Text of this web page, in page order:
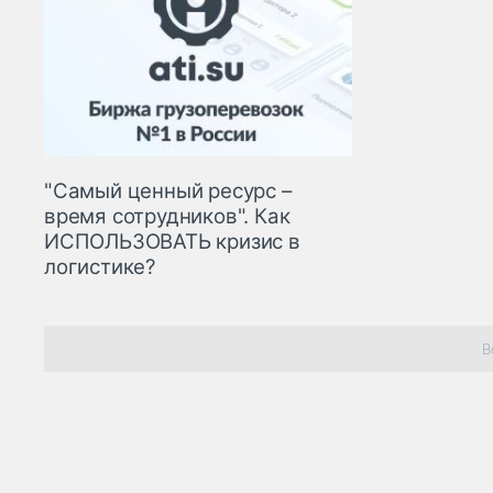
"Самый ценный ресурс –
время сотрудников". Как
ИСПОЛЬЗОВАТЬ кризис в
логистике?